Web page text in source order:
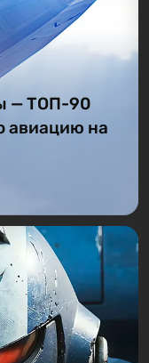
— ТОП-90
авиацию на